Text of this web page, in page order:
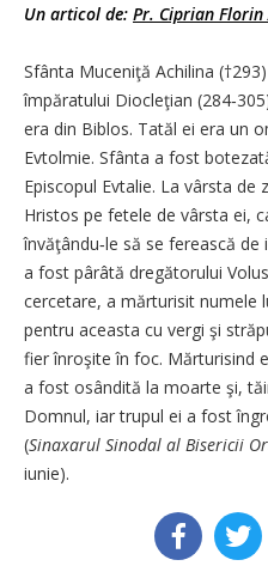
Un articol de: Pr. Ciprian Florin
Sfânta Muceniţă Achilina
împăratului Diocleţian
era din Biblos. Tatăl ei era un
Evtolmie. Sfânta a fost
Episcopul Evtalie. La vârsta de
Hristos pe fetele de vârsta ei,
învăţându‑le să se ferească
a fost pârâtă dregătorului
cercetare, a mărturisit numele
pentru aceasta cu vergi şi
fier înroşite în foc. Mărturisind
a fost osândită la moarte şi,
Domnul, iar trupul ei a fost
(Sinaxarul Sinodal al Bisericii
iunie).